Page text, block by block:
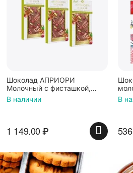
Шоколад АПРИОРИ
Молочный с фисташкой,
пеканом и брусникой
100г*3штуки
В наличии
1 149.00₽
В